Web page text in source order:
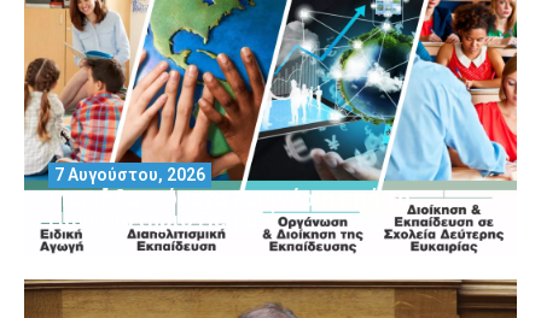
Μοριοδοτούμενα Σεμινάρια από το
Πανεπιστήμιο Πειραιά
7 Αυγούστου, 2026